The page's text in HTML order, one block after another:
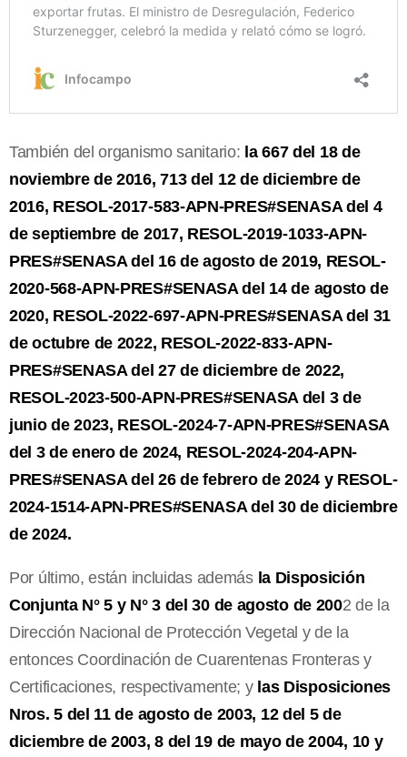
También del organismo sanitario: la 667 del 18 de
noviembre de 2016, 713 del 12 de diciembre de
2016, RESOL-2017-583-APN-PRES#SENASA del 4
de septiembre de 2017, RESOL-2019-1033-APN-
PRES#SENASA del 16 de agosto de 2019, RESOL-
2020-568-APN-PRES#SENASA del 14 de agosto de
2020, RESOL-2022-697-APN-PRES#SENASA del 31
de octubre de 2022, RESOL-2022-833-APN-
PRES#SENASA del 27 de diciembre de 2022,
RESOL-2023-500-APN-PRES#SENASA del 3 de
junio de 2023, RESOL-2024-7-APN-PRES#SENASA
del 3 de enero de 2024, RESOL-2024-204-APN-
PRES#SENASA del 26 de febrero de 2024 y RESOL-
2024-1514-APN-PRES#SENASA del 30 de diciembre
de 2024.
Por último, están incluidas además la Disposición
Conjunta N° 5 y N° 3 del 30 de agosto de 2002 de la
Dirección Nacional de Protección Vegetal y de la
entonces Coordinación de Cuarentenas Fronteras y
Certificaciones, respectivamente; y las Disposiciones
Nros. 5 del 11 de agosto de 2003, 12 del 5 de
diciembre de 2003, 8 del 19 de mayo de 2004, 10 y